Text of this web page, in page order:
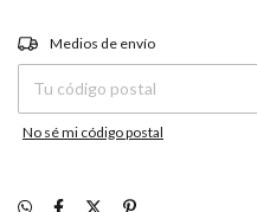
Entregas para el CP:
Medios de envío
No sé mi código postal